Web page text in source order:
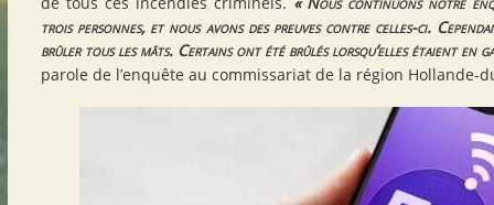
trois personnes, et nous avons des preuves contre celles-ci.
brûler tous les mâts. Certains ont été brûlés lorsqu’elles étaient en
parole de l’enquête au commissariat de la région Hollande-